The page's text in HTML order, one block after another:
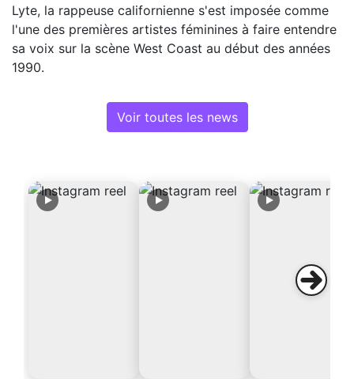
Lyte, la rappeuse californienne s'est imposée comme
l'une des premières artistes féminines à faire entendre
sa voix sur la scène West Coast au début des années
1990.
Voir toutes les news